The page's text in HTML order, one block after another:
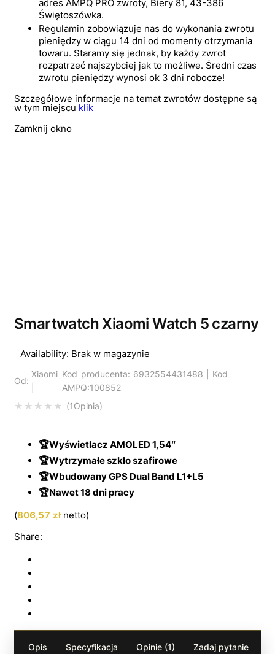
adres AMPQ PRO zwroty, Biery 81, 43-386
Świętoszówka.
Regulamin zobowiązuje nas do wykonania zwrotu
pieniędzy w ciągu 14 dni od momenty otrzymania
towaru. Staramy się jednak, by każdy zwrot
rozpatrzeć najszybciej jak to możliwe. Średni czas
zwrotu pieniędzy wynosi ok 3 dni robocze!
Szczegółowe informacje na temat zwrotów dostępne są
w tym miejscu klik
Zamknij okno
Smartwatch Xiaomi Watch 5 czarny
1Opinia
Availability: Brak w magazynie
Od:
Xiaomi Kod producenta: 6932554431488 | Kod
AMPQ:100852
🏆Wyświetlacz AMOLED 1,54″
🏆Wytrzymałe szkło szafirowe
🏆Wbudowany GPS Dual Band L1+L5
🏆Nawet 18 dni pracy
(806,57 zł netto)
Share:
Opis Specyfikacja Opinie (1) Zadaj pytanie